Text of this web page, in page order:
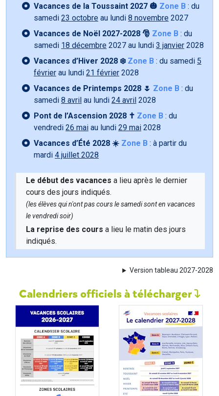
Vacances de la Toussaint 2027 🎃 Zone B : du
samedi 23 octobre au lundi 8 novembre 2027
Vacances de Noël 2027-2028 🎅 Zone B : du
samedi 18 décembre 2027 au lundi 3 janvier 2028
Vacances d’Hiver 2028 ❄️ Zone B : du samedi 5
février au lundi 21 février 2028
Vacances de Printemps 2028 🌷 Zone B : du
samedi 8 avril au lundi 24 avril 2028
Pont de l’Ascension 2028 ✝️ Zone B : du
vendredi 26 mai au lundi 29 mai 2028
Vacances d’Été 2028 ☀️ Zone B : à partir du
mardi 4 juillet 2028
Le début des vacances a lieu après le dernier
cours des jours indiqués.
(les élèves qui n'ont pas cours le samedi sont en vacances
le vendredi soir)
La reprise des cours a lieu le matin des jours
indiqués.
Version tableau 2027-2028
Calendriers officiels à télécharger